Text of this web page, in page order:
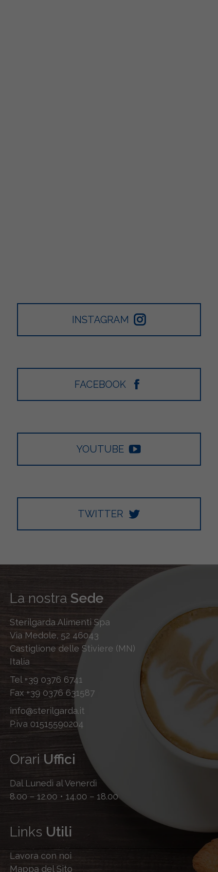
INSTAGRAM
FACEBOOK
YOUTUBE
TWITTER
La nostra Sede
Sterilgarda Alimenti Spa
Via Medole, 52 46043
Castiglione delle Stiviere (MN)
Italia
Tel +39 0376 6741
Fax +39 0376 631587
info@sterilgarda.it
P.iva 01515590204
Orari Uffici
Dal Lunedì al Venerdì
8.00 – 12.00 • 14.00 – 18.00
Links Utili
Lavora con noi
Mappa del Sito